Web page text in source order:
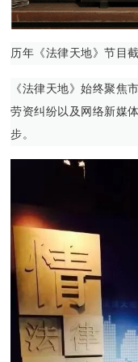
历年《法律天地》节目
《法律天地》始终聚焦
劳资纠纷以及网络新媒
步。